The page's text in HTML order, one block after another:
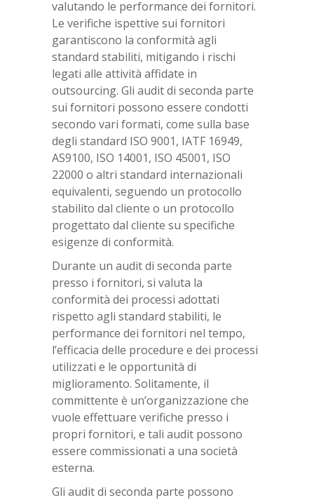
valutando le performance dei fornitori.
Le verifiche ispettive sui fornitori
garantiscono la conformità agli
standard stabiliti, mitigando i rischi
legati alle attività affidate in
outsourcing. Gli audit di seconda parte
sui fornitori possono essere condotti
secondo vari formati, come sulla base
degli standard ISO 9001, IATF 16949,
AS9100, ISO 14001, ISO 45001, ISO
22000 o altri standard internazionali
equivalenti, seguendo un protocollo
stabilito dal cliente o un protocollo
progettato dal cliente su specifiche
esigenze di conformità.
Durante un audit di seconda parte
presso i fornitori, si valuta la
conformità dei processi adottati
rispetto agli standard stabiliti, le
performance dei fornitori nel tempo,
l’efficacia delle procedure e dei processi
utilizzati e le opportunità di
miglioramento. Solitamente, il
committente è un’organizzazione che
vuole effettuare verifiche presso i
propri fornitori, e tali audit possono
essere commissionati a una società
esterna.
Gli audit di seconda parte possono